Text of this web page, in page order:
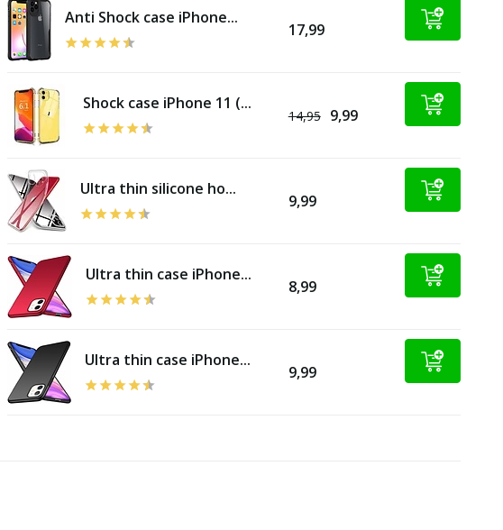
Anti Shock case iPhone...
17,99
Shock case iPhone 11 (...
14,95 9,99
Ultra thin silicone ho...
9,99
Ultra thin case iPhone...
8,99
Ultra thin case iPhone...
9,99